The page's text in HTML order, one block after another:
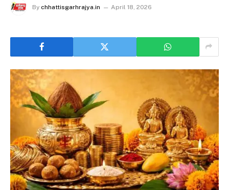
By chhattisgarhrajya.in April 18, 2026